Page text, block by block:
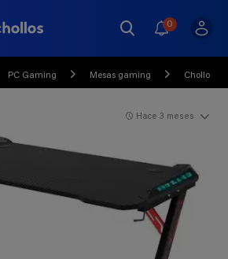
0
PC Gaming Mesas gaming Chollo
Hace 3 meses